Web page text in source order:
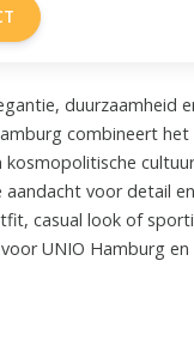
duurzaamheid
combineert
voor detail
casual look of
UNIO Hamburg